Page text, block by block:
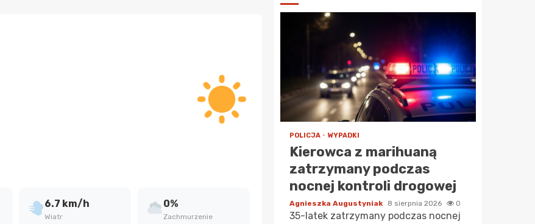
6.7 km/h
Wiatr
0%
Zachmurzenie
POLICJA WYPADKI
Kierowca z marihuaną
zatrzymany podczas
nocnej kontroli drogowej
Agnieszka Augustyniak 8 sierpnia 2026 0
35-latek zatrzymany podczas nocnej